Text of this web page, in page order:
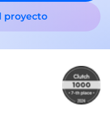
proyecto